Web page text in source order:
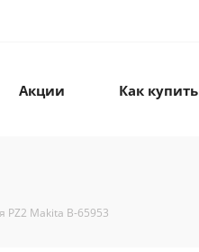
Акции Как купить
PZ2 Makita B-65953